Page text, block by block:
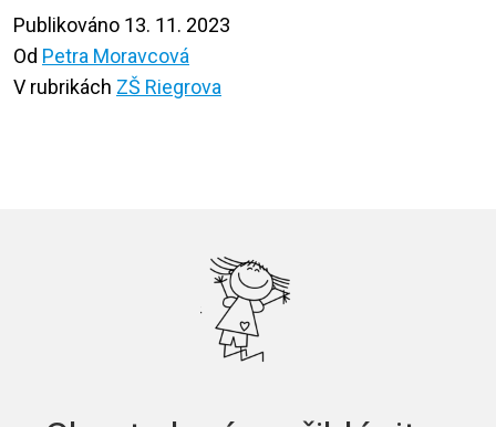
Publikováno 13. 11. 2023
Od Petra Moravcová
V rubrikách ZŠ Riegrova